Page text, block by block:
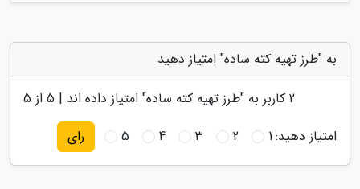
به "طرز تهیه کته ساده" امتیاز دهید
2 کاربر به "طرز تهیه کته ساده" امتیاز داده اند | 5 از 5
امتیاز دهید:1
2
3
4
5 رای